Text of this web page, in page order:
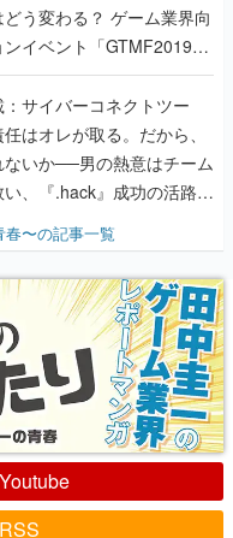
サイバーコネクトツー
はオレが取る。だから、
ないか──男の熱意はチーム
い、『.hack』成功の活路を
児・松山 洋に流れる血は
色だった【若ゲのいた
春〜の記事一覧
Youtube
RSS